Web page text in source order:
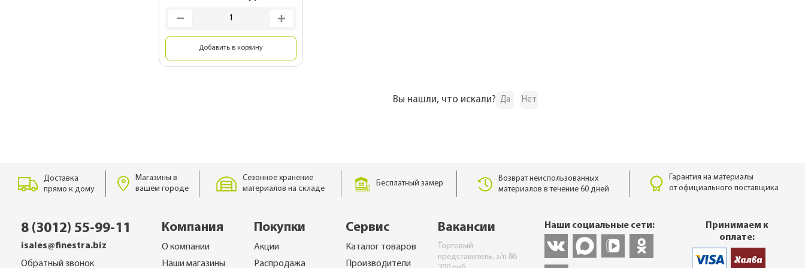
Комплектующие для
Металлические планки
для монтажа
Добавить в корзину
Вы нашли, что искали? Да Нет
Доставка
прямо к дому
Магазины в
вашем городе
Сезонное хранение
материалов на складе
Бесплатный замер
Возврат неиспользованных
материалов в течение 60 дней
Гарантия на материалы
от официального поставщика
8 (3012) 55-99-11
isales@finestra.biz
Обратный звонок
Компания
О компании
Наши магазины
Покупки
Акции
Распродажа
Сервис
Каталог товаров
Производители
Вакансии
Торговый
представитель, з/п 86
Наши социальные сети:
Принимаем к
оплате: